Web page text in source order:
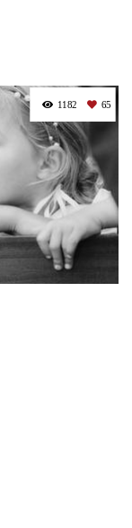
1182 65